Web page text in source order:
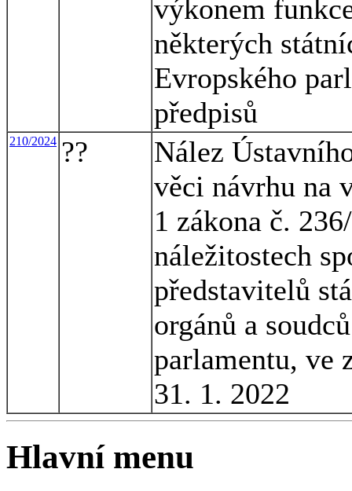
výkonem
některých
Evropského
předpisů
210/2024 ??
Nález
věci návrhu na
1 zákona č.
náležitostech
představitelů
orgánů a
parlamentu, ve
31. 1. 2022
Hlavní menu